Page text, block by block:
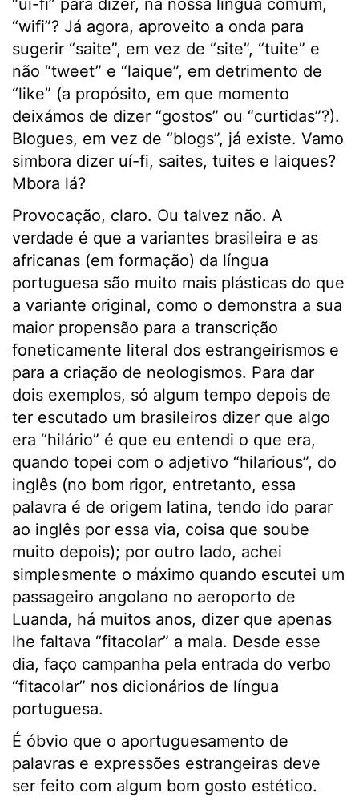
“uí-fi” para dizer, na nossa língua comum,
“wifi”? Já agora, aproveito a onda para
sugerir “saite”, em vez de “site”, “tuite” e
não “tweet” e “laique”, em detrimento de
“like” (a propósito, em que momento
deixámos de dizer “gostos” ou “curtidas”?).
Blogues, em vez de “blogs”, já existe. Vamo
simbora dizer uí-fi, saites, tuites e laiques?
Mbora lá?
Provocação, claro. Ou talvez não. A
verdade é que a variantes brasileira e as
africanas (em formação) da língua
portuguesa são muito mais plásticas do que
a variante original, como o demonstra a sua
maior propensão para a transcrição
foneticamente literal dos estrangeirismos e
para a criação de neologismos. Para dar
dois exemplos, só algum tempo depois de
ter escutado um brasileiros dizer que algo
era “hilário” é que eu entendi o que era,
quando topei com o adjetivo “hilarious”, do
inglês (no bom rigor, entretanto, essa
palavra é de origem latina, tendo ido parar
ao inglês por essa via, coisa que soube
muito depois); por outro lado, achei
simplesmente o máximo quando escutei um
passageiro angolano no aeroporto de
Luanda, há muitos anos, dizer que apenas
lhe faltava “fitacolar” a mala. Desde esse
dia, faço campanha pela entrada do verbo
“fitacolar” nos dicionários de língua
portuguesa.
É óbvio que o aportuguesamento de
palavras e expressões estrangeiras deve
ser feito com algum bom gosto estético.